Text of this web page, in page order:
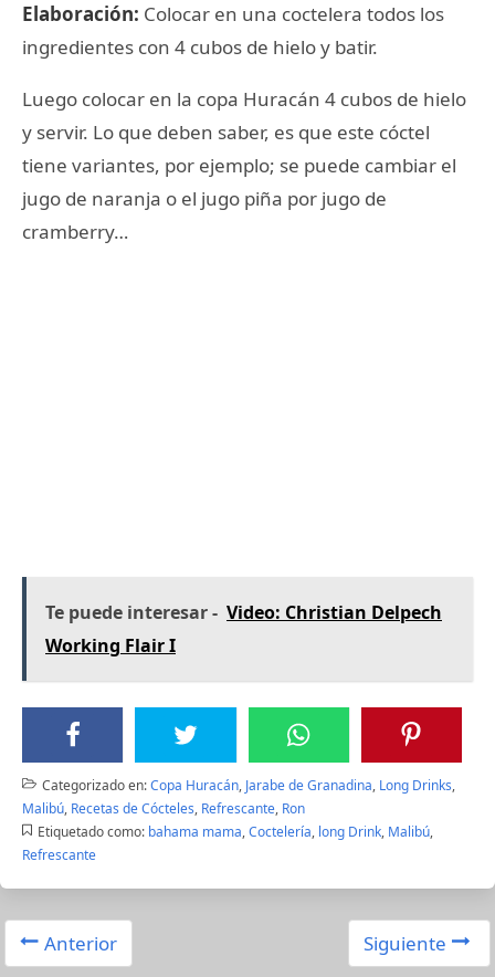
Elaboración: Colocar en una coctelera todos los
ingredientes con 4 cubos de hielo y batir.
Luego colocar en la copa Huracán 4 cubos de hielo
y servir. Lo que deben saber, es que este cóctel
tiene variantes, por ejemplo; se puede cambiar el
jugo de naranja o el jugo piña por jugo de
cramberry…
Te puede interesar - Video: Christian Delpech
Working Flair I
Categorizado en:Copa Huracán, Jarabe de Granadina, Long Drinks,
Malibú, Recetas de Cócteles, Refrescante, Ron
Etiquetado como: bahama mama,Coctelería, long Drink, Malibú,
Refrescante
Anterior Siguiente